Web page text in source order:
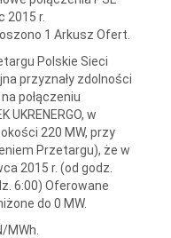
2015 r.
1 Arkusz Ofert.
Polskie Sieci
przyznały zdolności
połączeniu
UKRENERGO, w
220 MW, przy
Przetargu), że w
2015 r. (od godz.
6:00) Oferowane
do 0 MW.
MWh.